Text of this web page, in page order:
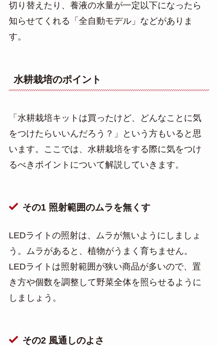
切り替えたり、養液の水量が一定以下になったら
知らせてくれる「全自動モデル」などがありま
す。
水耕栽培のポイント
「水耕栽培キットは買ったけど、どんなことに気
をつけたらいいんだろう？」という方もいると思
います。ここでは、水耕栽培をする際に気をつけ
るべきポイントについて解説していきます。
その1 照射範囲のムラを無くす
LEDライトの照射は、ムラが無いようにしましょ
う。ムラがあると、植物がうまく育ちません。
LEDライトは照射範囲が狭い商品が多いので、置
き方や個数を調整して野菜全体を照らせるように
しましょう。
その2 風通しのよさ